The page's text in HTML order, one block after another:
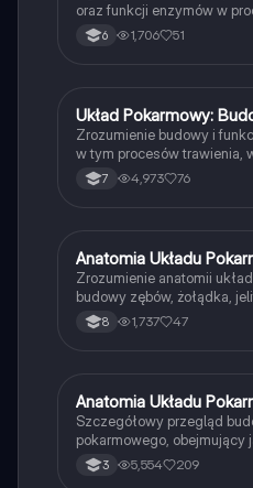
oraz funkcji enzymów w
się, jak różne enzymy, takie
działają w jamie ustnej i
6 1,706 51
Biologia
Układ Pokarmowy:
Zrozumienie budowy i
w tym procesów trawienia,
gruczołów trawiennych.
rozdrabniania pokarmu,
biologii.
7 4,973 76
Biologia
Anatomia Układu
Zrozumienie anatomii
budowy zębów, żołądka,
Prezentacja zawiera
takich jak jama ustna,
8 1,737 47
Biologia
Anatomia Układu
Szczegółowy przegląd
pokarmowego, obejmujący
żołądek, trzustkę oraz inne
Dowiedz się o strukturze
3 5,554 209